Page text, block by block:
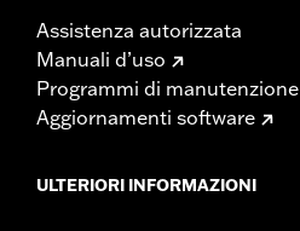
Assistenza autorizzata
Manuali d’uso
Programmi di manutenzione
Aggiornamenti software
ULTERIORI INFORMAZIONI